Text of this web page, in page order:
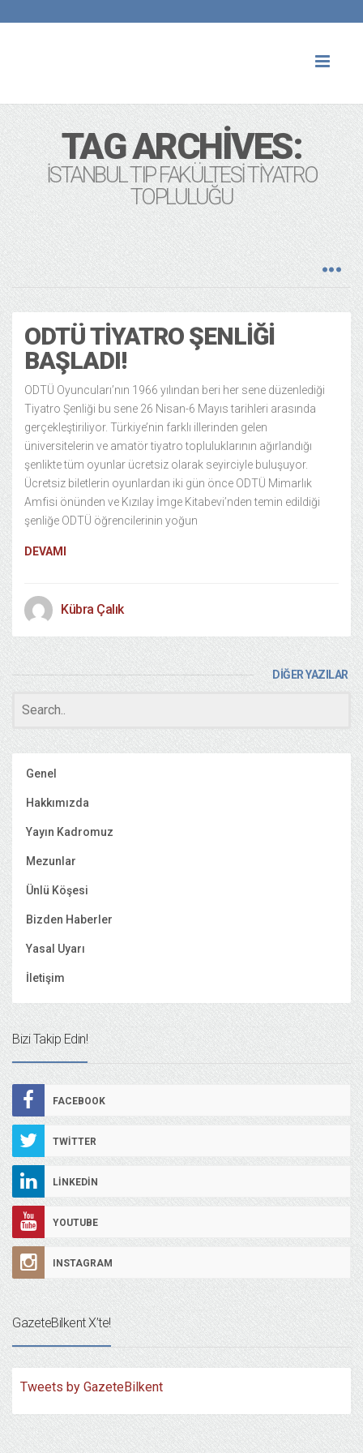
TAG ARCHIVES:
İSTANBUL TIP FAKÜLTESI TIYATRO
TOPLULUĞU
ODTÜ TIYATRO ŞENLIĞI
BAŞLADI!
ODTÜ Oyuncuları’nın 1966 yılından beri her sene düzenlediği
Tiyatro Şenliği bu sene 26 Nisan-6 Mayıs tarihleri arasında
gerçekleştiriliyor. Türkiye’nin farklı illerinden gelen
üniversitelerin ve amatör tiyatro topluluklarının ağırlandığı
şenlikte tüm oyunlar ücretsiz olarak seyirciyle buluşuyor.
Ücretsiz biletlerin oyunlardan iki gün önce ODTÜ Mimarlık
Amfisi önünden ve Kızılay İmge Kitabevi’nden temin edildiği
şenliğe ODTÜ öğrencilerinin yoğun
DEVAMI
Kübra Çalık
DİĞER YAZILAR
Genel
Hakkımızda
Yayın Kadromuz
Mezunlar
Ünlü Köşesi
Bizden Haberler
Yasal Uyarı
İletişim
Bizi Takip Edin!
FACEBOOK
TWITTER
LINKEDIN
YOUTUBE
INSTAGRAM
GazeteBilkent X’te!
Tweets by GazeteBilkent